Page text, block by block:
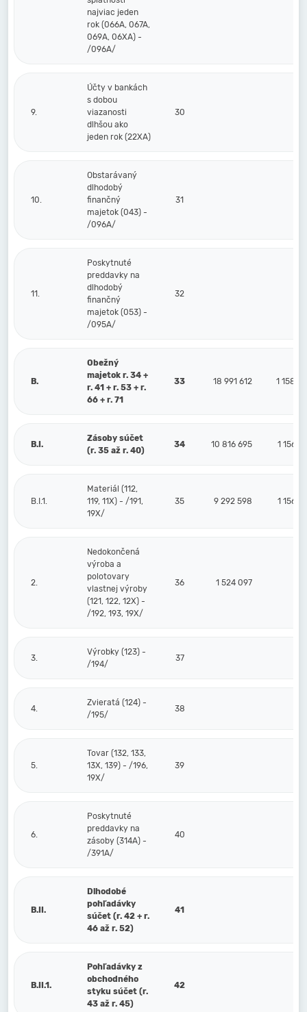
najviac jeden
rok (066A, 067A,
069A, 06XA) -
/096A/
9.
Účty v bankách
s dobou
viazanosti
dlhšou ako
jeden rok (22XA)
30
10.
Obstarávaný
dlhodobý
finančný
majetok (043) -
/096A/
31
11.
Poskytnuté
preddavky na
dlhodobý
finančný
majetok (053) -
/095A/
32
B.
Obežný
majetok r. 34 +
r. 41 + r. 53 + r.
66 + r. 71
33 18 991 612 1 158
B.I.
Zásoby súčet
(r. 35 až r. 40)
34 10 816 695 1 156
B.I.1.
Materiál (112,
119, 11X) - /191,
19X/
35 9 292 598 1 156
2.
Nedokončená
výroba a
polotovary
vlastnej výroby
(121, 122, 12X) -
/192, 193, 19X/
36 1 524 097
3.
Výrobky (123) -
/194/
37
4.
Zvieratá (124) -
/195/
38
5.
Tovar (132, 133,
13X, 139) - /196,
19X/
39
6.
Poskytnuté
preddavky na
zásoby (314A) -
/391A/
40
B.II.
Dlhodobé
pohľadávky
súčet (r. 42 + r.
46 až r. 52)
41
B.II.1.
Pohľadávky z
obchodného
styku súčet (r.
43 až r. 45)
42